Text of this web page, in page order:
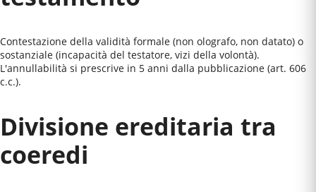
Contestazione della validità formale (non olografo, non datato) o
sostanziale (incapacità del testatore, vizi della volontà).
L'annullabilità si prescrive in 5 anni dalla pubblicazione (art. 606
c.c.).
Divisione ereditaria tra
coeredi